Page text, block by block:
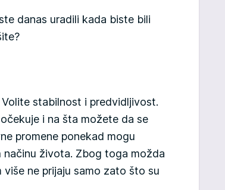
danas uradili kada biste bili
Volite stabilnost i predvidljivost.
i na šta možete da se
promene ponekad mogu
života. Zbog toga možda
ne prijaju samo zato što su